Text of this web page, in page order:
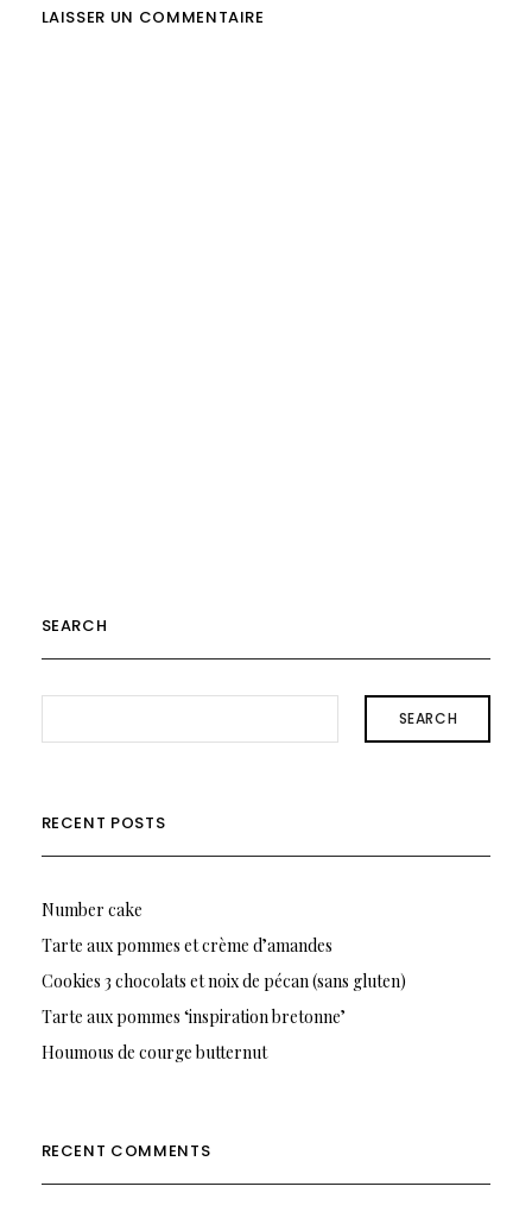
LAISSER UN COMMENTAIRE
SEARCH
SEARCH
RECENT POSTS
Number cake
Tarte aux pommes et crème d’amandes
Cookies 3 chocolats et noix de pécan (sans gluten)
Tarte aux pommes ‘inspiration bretonne’
Houmous de courge butternut
RECENT COMMENTS